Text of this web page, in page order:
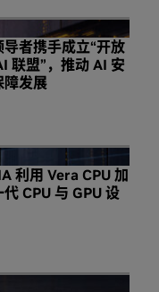
导者携手成立“开放
联盟”，推动 AI 安
障发展
利用 Vera CPU 加
CPU 与 GPU 设